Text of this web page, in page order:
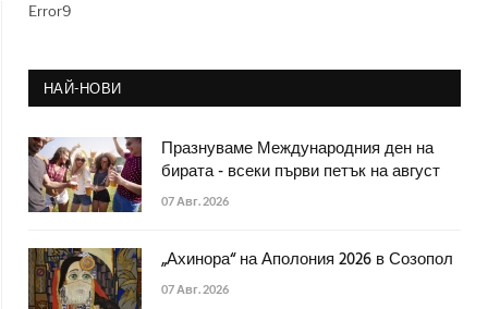
Error9
НАЙ-НОВИ
Празнуваме Международния ден на
бирата - всеки първи петък на август
07 Авг. 2026
„Ахинора“ на Аполония 2026 в Созопол
07 Авг. 2026